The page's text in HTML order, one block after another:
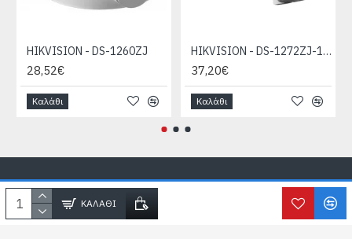
ΚΑΛΆΘΙ
HIKVISION - DS-1260ZJ
28,52€
Καλάθι
HIKVISION - DS-1272ZJ-110-TRS
37,20€
Καλάθι
Copyright © SecureLife.gr2026, All Rights Reserved